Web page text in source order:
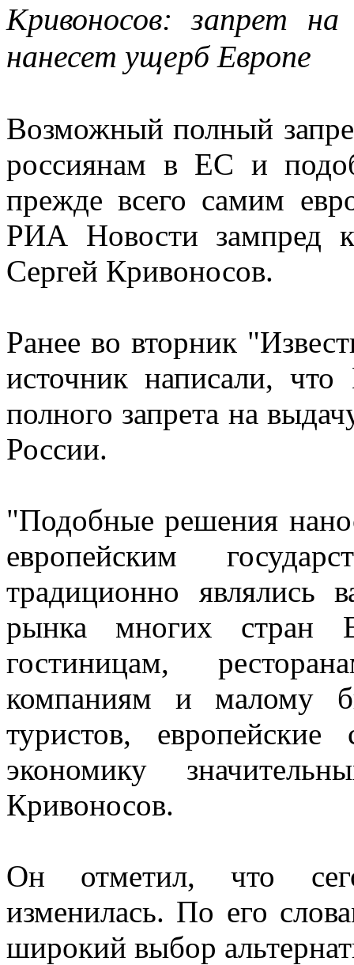
Кривоносов: запрет
нанесет ущерб Европе
Возможный полный
россиянам в ЕС и
прежде всего самим
РИА Новости зампред
Сергей Кривоносов.
Ранее во вторник
источник написали, что
полного запрета на
России.
"Подобные решения
европейским
традиционно являлись
рынка многих стран
гостиницам,
компаниям и малому
туристов,
экономику
Кривоносов.
Он отметил, что
изменилась. По его
широкий выбор